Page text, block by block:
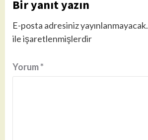
Bir yanıt yazın
E-posta adresiniz yayınlanmayacak.
ile işaretlenmişlerdir
Yorum*